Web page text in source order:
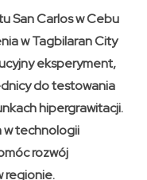
San Carlos w Cebu
w Tagbilaran City
eksperyment,
do testowania
hipergrawitacji.
w technologii
rozwój
regionie.